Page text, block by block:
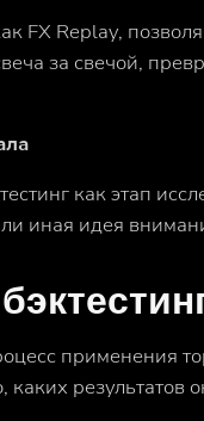
FX Replay,
за свечой,
как этап
иная идея
применения
каких результатов